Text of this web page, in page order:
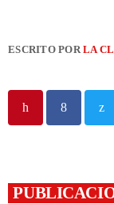
ESCRITO PORLA